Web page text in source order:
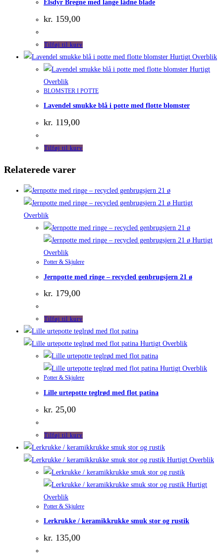
Elsdyr Bregne med lange lådne blade
kr. 159,00
Tilføj til kurv
Hurtigt Overblik
Hurtigt
Overblik
BLOMSTER I POTTE
Lavendel smukke blå i potte med flotte blomster
kr. 119,00
Tilføj til kurv
Relaterede varer
Hurtigt
Overblik
Hurtigt
Overblik
Potter & Skjulere
Jernpotte med ringe – recycled genbrugsjern 21 ø
kr. 179,00
Tilføj til kurv
Hurtigt Overblik
Hurtigt Overblik
Potter & Skjulere
Lille urtepotte teglrød med flot patina
kr. 25,00
Tilføj til kurv
Hurtigt Overblik
Hurtigt
Overblik
Potter & Skjulere
Lerkrukke / keramikkrukke smuk stor og rustik
kr. 135,00